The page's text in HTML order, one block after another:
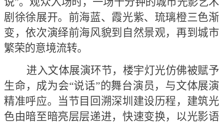
剧徐徐展开。前海蓝、霞光紫、琉璃橙三色渐
变，依次演绎前海风貌到自然景观，再到城市
繁荣的意境流转。
进入文体展演环节，楼宇灯光仿佛被赋予
生命，成为会“说话”的舞台演员，与文体展演
精准呼应。当节目回溯深圳建设历程，建筑光
色由暗至暗亮层层递进，快速变换，以光影语